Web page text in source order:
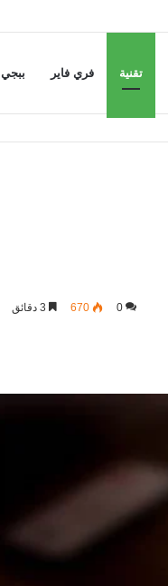
تقنية فري فاير ببجي
0
670